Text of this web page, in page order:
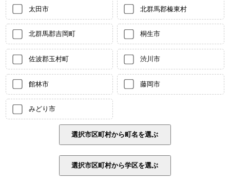
太田市 北群馬郡榛東村
北群馬郡吉岡町 桐生市
佐波郡玉村町 渋川市
館林市 藤岡市
みどり市